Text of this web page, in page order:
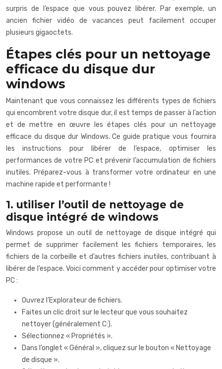
surpris de l’espace que vous pouvez libérer. Par exemple, un
ancien fichier vidéo de vacances peut facilement occuper
plusieurs gigaoctets.
Étapes clés pour un nettoyage
efficace du disque dur
windows
Maintenant que vous connaissez les différents types de fichiers
qui encombrent votre disque dur, il est temps de passer à l’action
et de mettre en œuvre les étapes clés pour un nettoyage
efficace du disque dur Windows. Ce guide pratique vous fournira
les instructions pour libérer de l’espace, optimiser les
performances de votre PC et prévenir l’accumulation de fichiers
inutiles. Préparez-vous à transformer votre ordinateur en une
machine rapide et performante !
1. utiliser l’outil de nettoyage de
disque intégré de windows
Windows propose un outil de nettoyage de disque intégré qui
permet de supprimer facilement les fichiers temporaires, les
fichiers de la corbeille et d’autres fichiers inutiles, contribuant à
libérer de l’espace. Voici comment y accéder pour optimiser votre
PC :
Ouvrez l’Explorateur de fichiers.
Faites un clic droit sur le lecteur que vous souhaitez
nettoyer (généralement C:).
Sélectionnez « Propriétés ».
Dans l’onglet « Général », cliquez sur le bouton « Nettoyage
de disque ».